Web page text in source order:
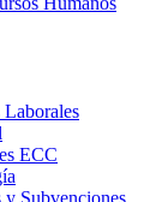
Laborales
ECC
y Subvenciones